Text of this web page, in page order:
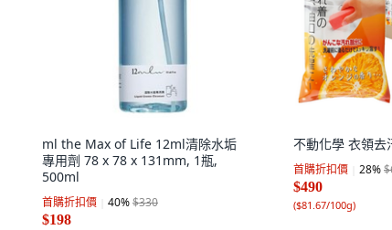
ml the Max of Life 12ml清除水垢
專用劑 78 x 78 x 131mm, 1瓶,
500ml
首購折扣價 40%$330
$198
不動化學 衣領去
首購折扣價 28%
$490
($81.67/100g)